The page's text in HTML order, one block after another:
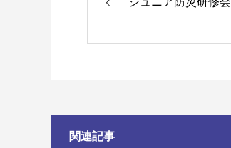
関連記事